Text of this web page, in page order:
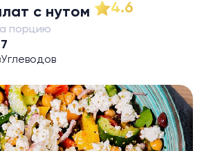
с нутом 4.6
порцию
7
Углеводов